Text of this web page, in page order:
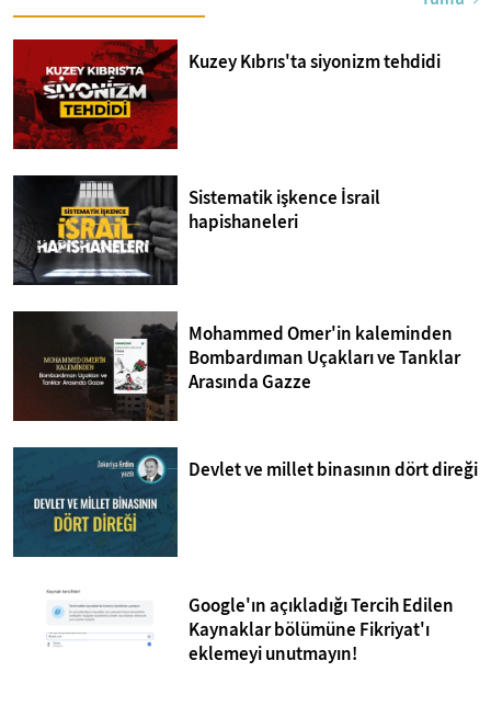
Kuzey Kıbrıs'ta siyonizm tehdidi
Sistematik işkence İsrail
hapishaneleri
Mohammed Omer'in kaleminden
Bombardıman Uçakları ve Tanklar
Arasında Gazze
Devlet ve millet binasının dört direği
Google'ın açıkladığı Tercih Edilen
Kaynaklar bölümüne Fikriyat'ı
eklemeyi unutmayın!